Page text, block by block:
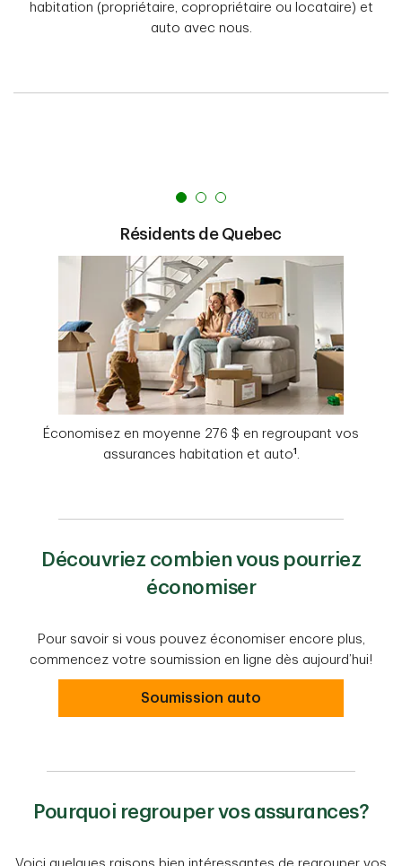
habitation (propriétaire, copropriétaire ou locataire) et
auto avec nous.
Résidents de Quebec
Économisez en moyenne 276 $ en regroupant vos
assurances habitation et auto1 .
Découvriez combien vous pourriez
économiser
Pour savoir si vous pouvez économiser encore plus,
commencez votre soumission en ligne dès aujourd’hui!
Soumission auto
Pourquoi regrouper vos assurances?